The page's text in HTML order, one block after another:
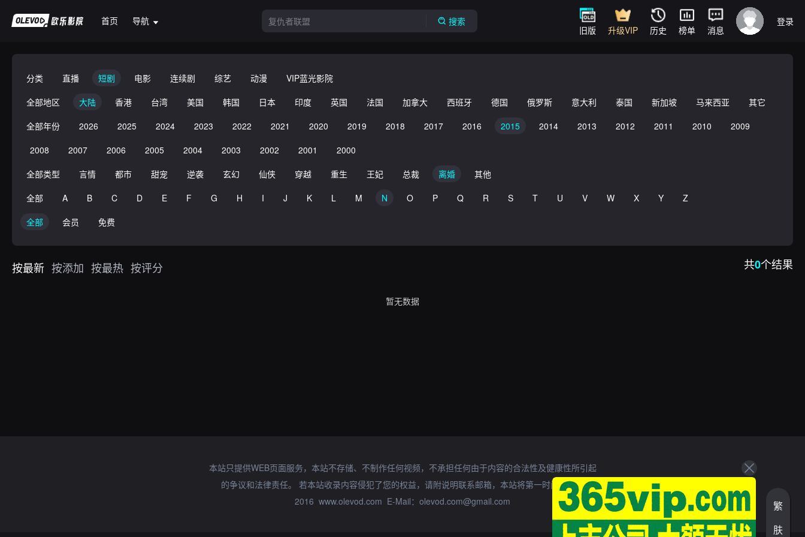
首页 导航 搜索
旧版 升级VIP 历史 榜单 消息
登录
分类 直播 短剧 电影 连续剧 综艺 动漫
VIP蓝光影院
全部地区
大陆 香港 台湾 美国 韩国 日本 印度 英国 法国 加拿大 西班牙 德国 俄罗斯 意大利 泰国 新加坡 马来西亚
其它
全部年份
2026 2025 2024 2023 2022 2021 2020 2019 2018 2017 2016 2015 2014 2013 2012 2011 2010
2009
2008
2007 2006 2005 2004 2003 2002 2001
2000
全部类型
言情 都市 甜宠 逆袭 玄幻 仙侠 穿越 重生 王妃 总裁 离婚
其他
全部
A B C D E F G H I J K L M N O P Q R S T U V W X Y
Z
全部
会员 免费
按最新 按添加 按最热 按评分 共0个结果
暂无数据
本站只提供WEB页面服务，本站不存储、不制作任何视频，不承担任何由于内容的合法性及健康性所引起
的争议和法律责任。 若本站收录内容侵犯了您的权益，请附说明联系邮箱，本站将第一时间处理。
2016 www.olevod.com E-Mail：olevod.com@gmail.com
繁
肤